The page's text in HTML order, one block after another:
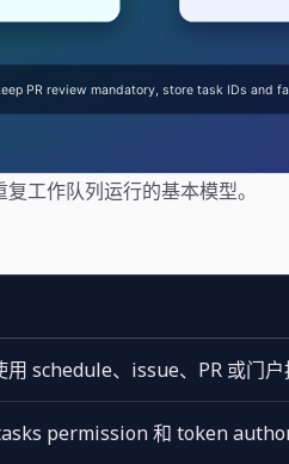
工作队列运行的基本模型。
schedule、issue、PR 或门户
permission 和 token